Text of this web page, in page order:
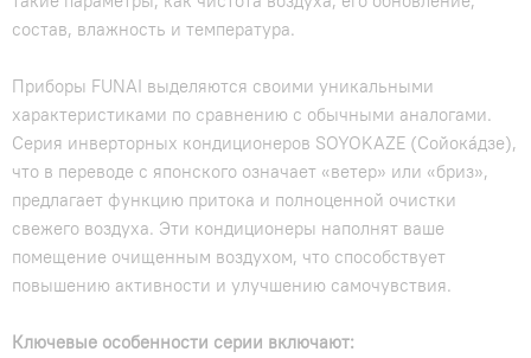
состав, влажность и температура.
Приборы FUNAI выделяются своими уникальными
характеристиками по сравнению с обычными аналогами.
Серия инверторных кондиционеров SOYOKAZE (Сойокáдзе),
что в переводе с японского означает «ветер» или «бриз»,
предлагает функцию притока и полноценной очистки
свежего воздуха. Эти кондиционеры наполнят ваше
помещение очищенным воздухом, что способствует
повышению активности и улучшению самочувствия.
Ключевые особенности серии включают: